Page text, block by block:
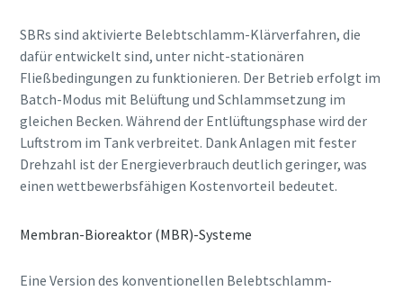
SBRs sind aktivierte Belebtschlamm-Klärverfahren, die
dafür entwickelt sind, unter nicht-stationären
Fließbedingungen zu funktionieren. Der Betrieb erfolgt im
Batch-Modus mit Belüftung und Schlammsetzung im
gleichen Becken. Während der Entlüftungsphase wird der
Luftstrom im Tank verbreitet. Dank Anlagen mit fester
Drehzahl ist der Energieverbrauch deutlich geringer, was
einen wettbewerbsfähigen Kostenvorteil bedeutet.
Membran-Bioreaktor (MBR)-Systeme
Eine Version des konventionellen Belebtschlamm-